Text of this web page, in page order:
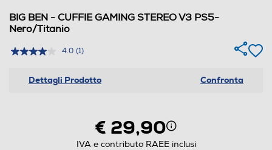
BIG BEN - CUFFIE GAMING STEREO V3 PS5-
Nero/Titanio
4.0 (1)
Dettagli Prodotto Confronta
€ 29,90
IVA e contributo RAEE inclusi